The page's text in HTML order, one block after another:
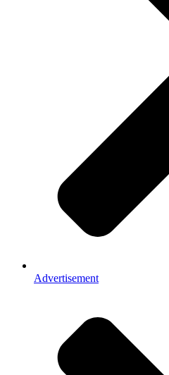
Advertisement